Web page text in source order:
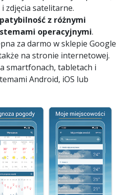
zdjęcia satelitarne.
z różnymi
operacyjnymi.
za darmo w sklepie Google
na stronie internetowej.
smartfonach, tabletach i
Android, iOS lub